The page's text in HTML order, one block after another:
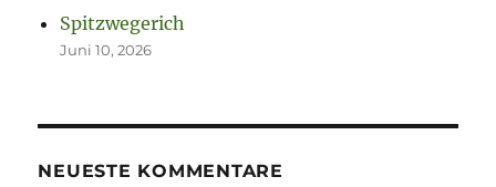
Spitzwegerich
Juni 10, 2026
NEUESTE KOMMENTARE